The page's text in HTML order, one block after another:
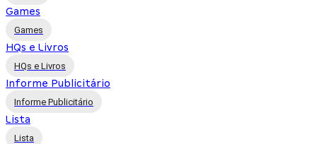
Games
Games
HQs e Livros
HQs e Livros
Informe Publicitário
Informe Publicitário
Lista
Lista